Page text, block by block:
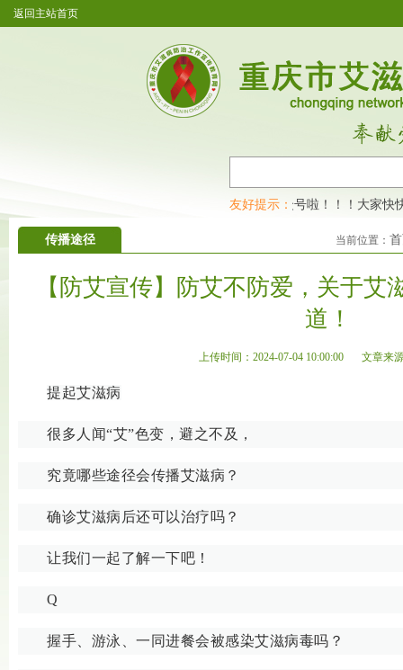
返回主站首页
友好提示：
重庆市艾滋病防治工作宣传教育网开通公众号啦！！！大家快
传播途径 当前位置：
【防艾宣传】防艾不防爱，关于艾
道！
上传时间：2024-07-04 10:00:00 文章来
提起艾滋病
很多人闻“艾”色变，避之不及，
究竟哪些途径会传播艾滋病？
确诊艾滋病后还可以治疗吗？
让我们一起了解一下吧！
Q
握手、游泳、一同进餐会被感染艾滋病毒吗？